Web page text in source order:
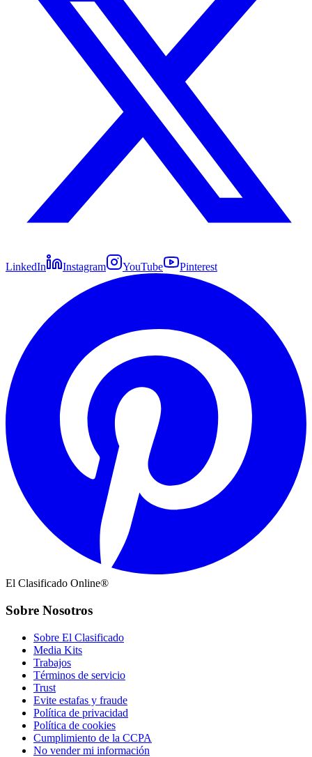
LinkedIn Instagram YouTube Pinterest
El Clasificado Online®
Sobre Nosotros
Sobre El Clasificado
Media Kits
Trabajos
Términos de servicio
Trust
Evite estafas y fraude
Política de privacidad
Política de cookies
Cumplimiento de la CCPA
No vender mi información